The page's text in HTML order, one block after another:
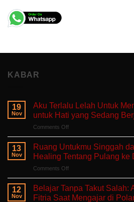
KABAR
19
Nov
Aku Terlalu Lelah Untuk
untuk Hati yang Sedang
Comments Offon
Terlalu
Untuk
Mengeluh:
Ruang
Aman
untuk
13
Nov
Ruang Untukmu Singgah
Healing Tentang Pulang ke
Comments Offon
Untukmu
Singgah
12
Nov
Belajar Tanpa Takut Salah:
Fitria Saat Mengajar di